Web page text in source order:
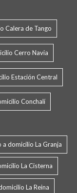
Calera de Tango
Cerro Navia
Estación Central
Conchalí
a domicilio La Granja
La Cisterna
La Reina